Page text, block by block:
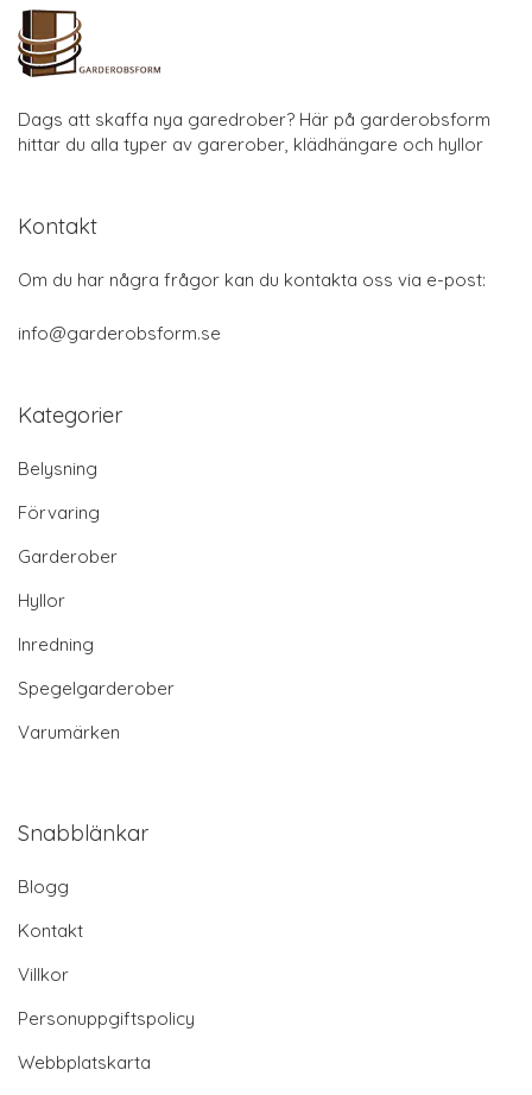
Dags att skaffa nya garedrober? Här på garderobsform
hittar du alla typer av garerober, klädhängare och hyllor
Kontakt
Om du har några frågor kan du kontakta oss via e-post:
info@garderobsform.se
Kategorier
Belysning
Förvaring
Garderober
Hyllor
Inredning
Spegelgarderober
Varumärken
Snabblänkar
Blogg
Kontakt
Villkor
Personuppgiftspolicy
Webbplatskarta